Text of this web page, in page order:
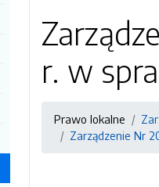
r. w
Prawo lokalne
Zarządzenie Nr